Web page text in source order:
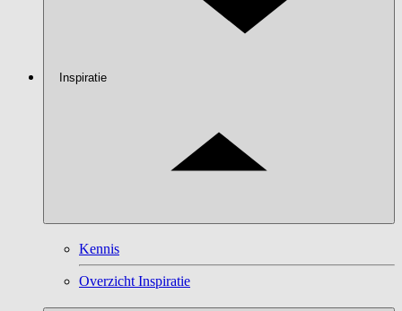
Inspiratie
Kennis
Overzicht Inspiratie